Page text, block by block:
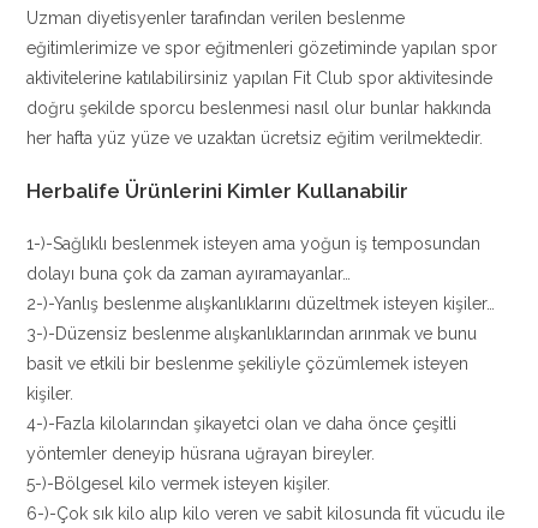
Uzman diyetisyenler tarafından verilen beslenme
eğitimlerimize ve spor eğitmenleri gözetiminde yapılan spor
aktivitelerine katılabilirsiniz yapılan Fit Club spor aktivitesinde
doğru şekilde sporcu beslenmesi nasıl olur bunlar hakkında
her hafta yüz yüze ve uzaktan ücretsiz eğitim verilmektedir.
Herbalife Ürünlerini Kimler Kullanabilir
1-)-Sağlıklı beslenmek isteyen ama yoğun iş temposundan
dolayı buna çok da zaman ayıramayanlar…
2-)-Yanlış beslenme alışkanlıklarını düzeltmek isteyen kişiler…
3-)-Düzensiz beslenme alışkanlıklarından arınmak ve bunu
basit ve etkili bir beslenme şekiliyle çözümlemek isteyen
kişiler.
4-)-Fazla kilolarından şikayetci olan ve daha önce çeşitli
yöntemler deneyip hüsrana uğrayan bireyler.
5-)-Bölgesel kilo vermek isteyen kişiler.
6-)-Çok sık kilo alıp kilo veren ve sabit kilosunda fit vücudu ile